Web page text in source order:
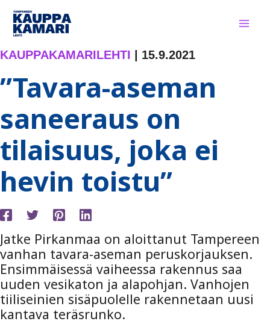
Siirry
sisältöön
KAUPPAKAMARILEHTI 15.9.2021
”Tavara-aseman
saneeraus on
tilaisuus, joka ei
hevin toistu”
Jatke Pirkanmaa on aloittanut Tampereen
vanhan tavara-aseman peruskorjauksen.
Ensimmäisessä vaiheessa rakennus saa
uuden vesikaton ja alapohjan. Vanhojen
tiiliseinien sisäpuolelle rakennetaan uusi
kantava teräsrunko.